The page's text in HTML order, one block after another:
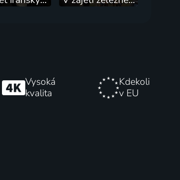
Vysoká
kvalita
Kdekoli
v EU